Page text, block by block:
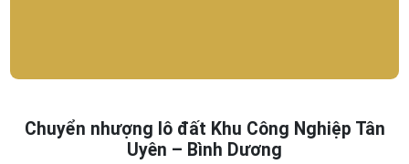
Chuyển nhượng lô đất Khu Công Nghiệp Tân
Uyên – Bình Dương